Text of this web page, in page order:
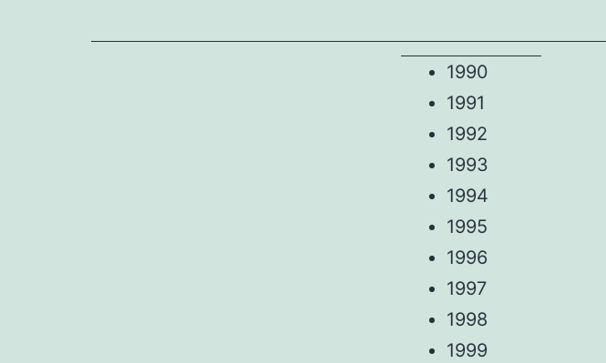
1990
1991
1992
1993
1994
1995
1996
1997
1998
1999